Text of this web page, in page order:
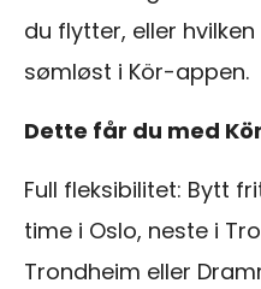
du flytter, eller
sømløst i Kör-appen.
Dette får du med
Full fleksibilitet: Bytt
time i Oslo, neste i
Trondheim eller